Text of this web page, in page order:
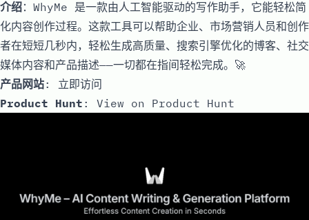
介绍：WhyMe 是一款由人工智能驱动的写作助手，它能轻松简
化内容创作过程。这款工具可以帮助企业、市场营销人员和创作
者在短短几秒内，轻松生成高质量、搜索引擎优化的博客、社交
媒体内容和产品描述——一切都在指间轻松完成。🚀
产品网站: 立即访问
Product Hunt : View on Product Hunt